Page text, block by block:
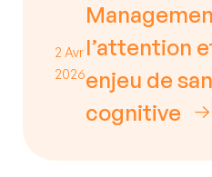
2 Avr
2026
l’attention
enjeu de
cognitive